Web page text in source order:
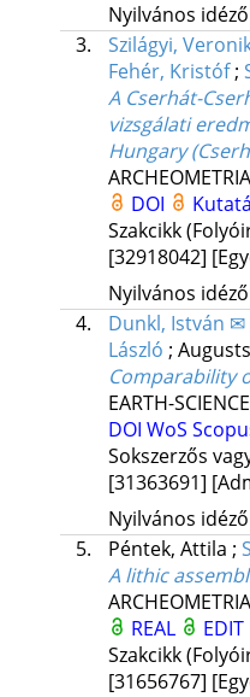
Nyilvános
3.
Szilágyi,
Fehér, Kristóf;
A Cserhát-
vizsgálati
Hungary
DOI
Szakcikk
[32918042]
Nyilvános
4.
Dunkl, István ✉
László ;
Comparability
EARTH-
DOI WoS
Sokszerzős
[31363691]
Nyilvános
5.
Péntek, Attila ;
A lithic
REAL
EDIT
Szakcikk
[31656767]